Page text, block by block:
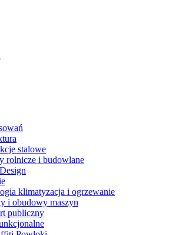
stalowe
rolnicze i budowlane
klimatyzacja i ogrzewanie
i obudowy maszyn
publiczny